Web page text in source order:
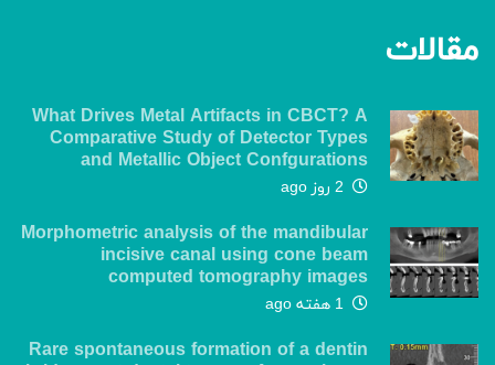
مقالات
What Drives Metal Artifacts in CBCT? A
Comparative Study of Detector Types
and Metallic Object Confgurations
2 روز ago
Morphometric analysis of the mandibular
incisive canal using cone beam
computed tomography images
1 هفته ago
Rare spontaneous formation of a dentin